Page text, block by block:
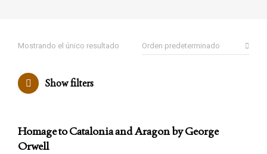
Mostrando el único resultado
Show filters
Homage to Catalonia and Aragon by George
Orwell